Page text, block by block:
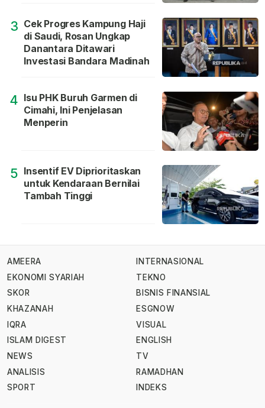
3 Cek Progres Kampung Haji
di Saudi, Rosan Ungkap
Danantara Ditawari
Investasi Bandara Madinah
4 Isu PHK Buruh Garmen di
Cimahi, Ini Penjelasan
Menperin
5 Insentif EV Diprioritaskan
untuk Kendaraan Bernilai
Tambah Tinggi
AMEERA
EKONOMI SYARIAH
SKOR
KHAZANAH
IQRA
ISLAM DIGEST
NEWS
ANALISIS
SPORT
INTERNASIONAL
TEKNO
BISNIS FINANSIAL
ESGNOW
VISUAL
ENGLISH
TV
RAMADHAN
INDEKS